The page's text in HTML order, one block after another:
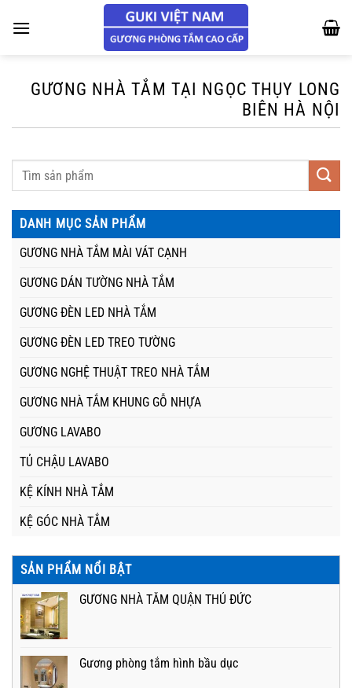
đến
GƯƠNG NHÀ TẮM TẠI NGỌC THỤY LONG
BIÊN HÀ NỘI
DANH MỤC SẢN PHẨM
GƯƠNG NHÀ TẮM MÀI VÁT CẠNH
GƯƠNG DÁN TƯỜNG NHÀ TẮM
GƯƠNG ĐÈN LED NHÀ TẮM
GƯƠNG ĐÈN LED TREO TƯỜNG
GƯƠNG NGHỆ THUẬT TREO NHÀ TẮM
GƯƠNG NHÀ TẮM KHUNG GỖ NHỰA
GƯƠNG LAVABO
TỦ CHẬU LAVABO
KỆ KÍNH NHÀ TẮM
KỆ GÓC NHÀ TẮM
SẢN PHẨM NỔI BẬT
GƯƠNG NHÀ TẮM QUẬN THỦ ĐỨC
Gương phòng tắm hình bầu dục